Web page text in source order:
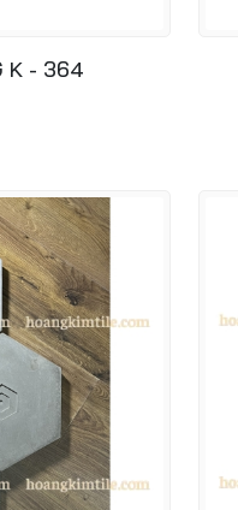
K - 364